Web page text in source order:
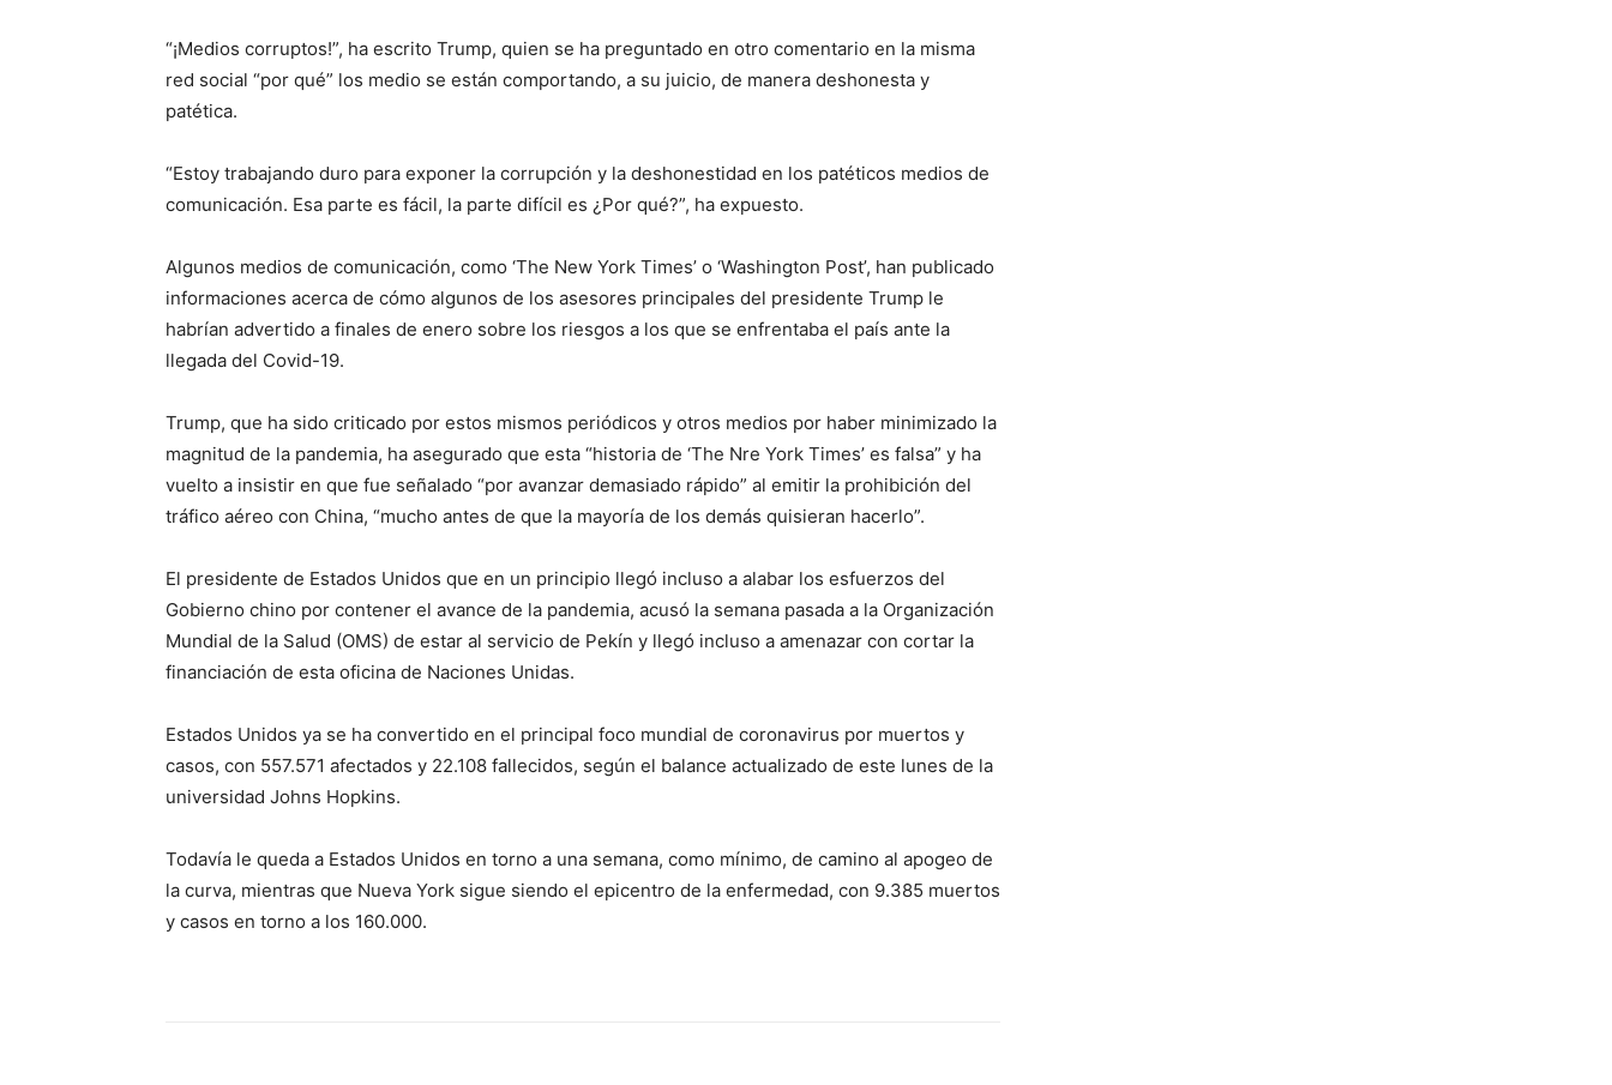
“¡Medios corruptos!”, ha escrito Trump, quien se ha preguntado en otro comentario en la misma
red social “por qué” los medio se están comportando, a su juicio, de manera deshonesta y
patética.
“Estoy trabajando duro para exponer la corrupción y la deshonestidad en los patéticos medios de
comunicación. Esa parte es fácil, la parte difícil es ¿Por qué?”, ha expuesto.
Algunos medios de comunicación, como ‘The New York Times’ o ‘Washington Post’, han publicado
informaciones acerca de cómo algunos de los asesores principales del presidente Trump le
habrían advertido a finales de enero sobre los riesgos a los que se enfrentaba el país ante la
llegada del Covid-19.
Trump, que ha sido criticado por estos mismos periódicos y otros medios por haber minimizado la
magnitud de la pandemia, ha asegurado que esta “historia de ‘The Nre York Times’ es falsa” y ha
vuelto a insistir en que fue señalado “por avanzar demasiado rápido” al emitir la prohibición del
tráfico aéreo con China, “mucho antes de que la mayoría de los demás quisieran hacerlo”.
El presidente de Estados Unidos que en un principio llegó incluso a alabar los esfuerzos del
Gobierno chino por contener el avance de la pandemia, acusó la semana pasada a la Organización
Mundial de la Salud (OMS) de estar al servicio de Pekín y llegó incluso a amenazar con cortar la
financiación de esta oficina de Naciones Unidas.
Estados Unidos ya se ha convertido en el principal foco mundial de coronavirus por muertos y
casos, con 557.571 afectados y 22.108 fallecidos, según el balance actualizado de este lunes de la
universidad Johns Hopkins.
Todavía le queda a Estados Unidos en torno a una semana, como mínimo, de camino al apogeo de
la curva, mientras que Nueva York sigue siendo el epicentro de la enfermedad, con 9.385 muertos
y casos en torno a los 160.000.